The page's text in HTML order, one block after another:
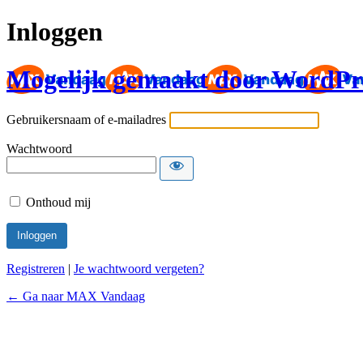
Inloggen
Mogelijk gemaakt door
Gebruikersnaam of e-mailadres
Wachtwoord
Onthoud mij
Registreren | Je wachtwoord vergeten?
← Ga naar MAX Vandaag